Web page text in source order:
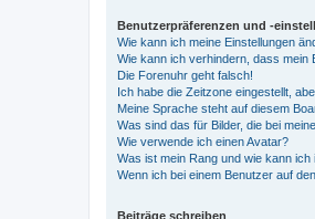
Benutzerpräferenzen und -
Wie kann ich meine Einstellungen
Wie kann ich verhindern, dass mein
Die Forenuhr geht falsch!
Ich habe die Zeitzone eingestellt,
Meine Sprache steht auf diesem
Was sind das für Bilder, die bei
Wie verwende ich einen Avatar?
Was ist mein Rang und wie kann ich
Wenn ich bei einem Benutzer auf
Beiträge schreiben